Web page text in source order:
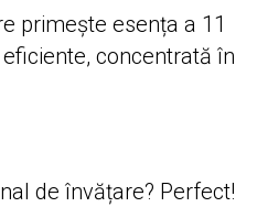
primește esența a 11
concentrată în
de învățare? Perfect!